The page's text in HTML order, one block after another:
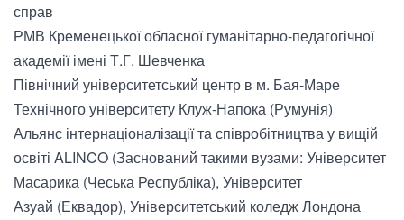
справ
РМВ Кременецької обласної гуманітарно-педагогічної
академії імені Т.Г. Шевченка
Північний університетський центр в м. Бая-Маре
Технічного університету Клуж-Напока (Румунія)
Альянс інтернаціоналізації та співробітництва у вищій
освіті ALINCO (Заснований такими вузами: Університет
Масарика (Чеська Республіка), Університет
Азуай (Еквадор), Університетський коледж Лондона